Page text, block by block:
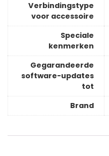
Verbindingstype
voor accessoire
Speciale
kenmerken
Gegarandeerde
software-updates
tot
Brand